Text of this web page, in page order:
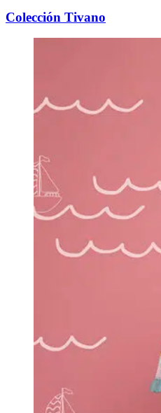
Colección Tivano